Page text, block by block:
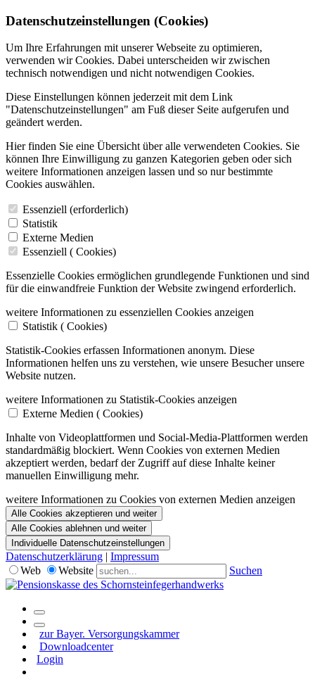
Datenschutzeinstellungen (Cookies)
Um Ihre Erfahrungen mit unserer Webseite zu optimieren,
verwenden wir Cookies. Dabei unterscheiden wir zwischen
technisch notwendigen und nicht notwendigen Cookies.
Diese Einstellungen können jederzeit mit dem Link
"Datenschutzeinstellungen" am Fuß dieser Seite aufgerufen und
geändert werden.
Hier finden Sie eine Übersicht über alle verwendeten Cookies. Sie
können Ihre Einwilligung zu ganzen Kategorien geben oder sich
weitere Informationen anzeigen lassen und so nur bestimmte
Cookies auswählen.
Essenziell (erforderlich)
Statistik
Externe Medien
Essenziell ( Cookies)
Essenzielle Cookies ermöglichen grundlegende Funktionen und sind
für die einwandfreie Funktion der Website zwingend erforderlich.
weitere Informationen zu essenziellen Cookies anzeigen
Statistik ( Cookies)
Statistik-Cookies erfassen Informationen anonym. Diese
Informationen helfen uns zu verstehen, wie unsere Besucher unsere
Website nutzen.
weitere Informationen zu Statistik-Cookies anzeigen
Externe Medien ( Cookies)
Inhalte von Videoplattformen und Social-Media-Plattformen werden
standardmäßig blockiert. Wenn Cookies von externen Medien
akzeptiert werden, bedarf der Zugriff auf diese Inhalte keiner
manuellen Einwilligung mehr.
weitere Informationen zu Cookies von externen Medien anzeigen
Alle Cookies akzeptieren und weiter
Alle Cookies ablehnen und weiter
Individuelle Datenschutzeinstellungen
Datenschutzerklärung | Impressum
Web
Website Suchen
zur Bayer. Versorgungskammer
Downloadcenter
Login